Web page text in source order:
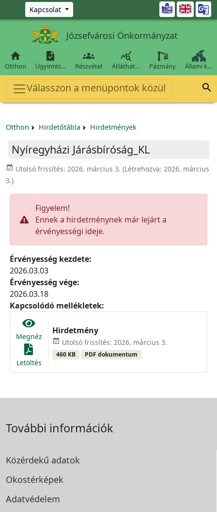
Ugrás a fő tartalomra
Kapcsolat 
Józsefvárosi Önkormányzat

Otthon

Ügyintéz…

Részvétel

Átláthat… Pázmány Állami k…
Válasszon a menüpontok közül 
Otthon Hirdetőtábla Hirdetmények
Nyíregyházi Járásbíróság_KL
event_available Utolsó frissítés: 2026. március 3. (Létrehozva: 2026. március
3.)
Figyelem!
Ennek a hirdetménynek már lejárt a
érvényességi ideje.
Érvényesség kezdete:
2026.03.03
Érvényesség vége:
2026.03.18
Kapcsolódó mellékletek:
Megnéz
Letöltés
Hirdetmény
event_available Utolsó frissítés: 2026. március 3.
460 KB PDF dokumentum
További információk
Közérdekű adatok
Okostérképek
Adatvédelem